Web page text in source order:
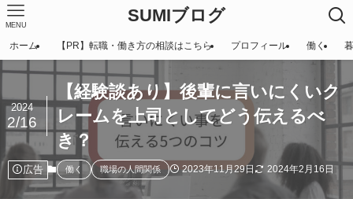
SUMIブログ
MENU
ホーム 【PR】転職・働き方の相談はこちら プロフィール 働く
【経験談あり】後輩に言いにくいク
レームを上司としてどう伝えるべ
き？
2024
2/16
広告 働く 職場の人間関係 2023年11月29日 2024年2月16日